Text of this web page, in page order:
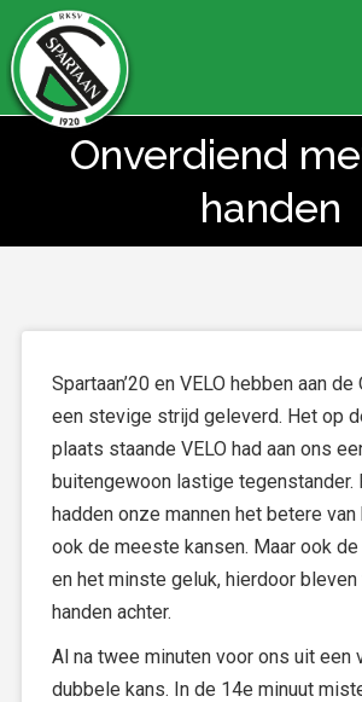
Onverdiend
handen
Spartaan’20 en VELO hebben aan
een stevige strijd geleverd. Het op
plaats staande VELO had aan ons
buitengewoon lastige tegenstander.
hadden onze mannen het betere
ook de meeste kansen. Maar ook
en het minste geluk, hierdoor
handen achter.
Al na twee minuten voor ons uit een
dubbele kans. In de 14e minuut